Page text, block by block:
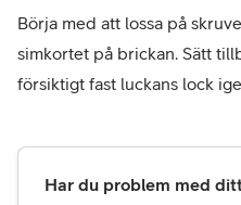
Börja med att lossa på
simkortet på brickan. Sätt
försiktigt fast luckans lock
Har du problem med